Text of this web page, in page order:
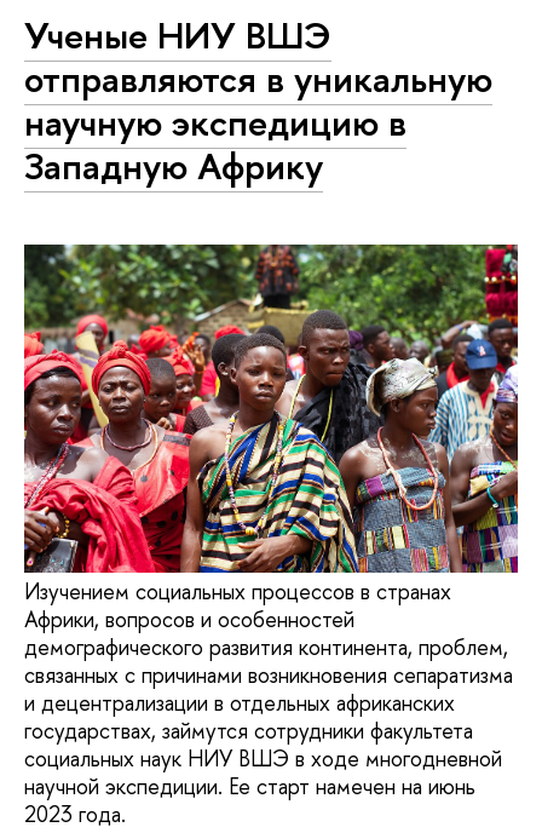
Ученые НИУ ВШЭ
отправляются в уникальную
научную экспедицию в
Западную Африку
Изучением социальных процессов в странах
Африки, вопросов и особенностей
демографического развития континента, проблем,
связанных с причинами возникновения сепаратизма
и децентрализации в отдельных африканских
государствах, займутся сотрудники факультета
социальных наук НИУ ВШЭ в ходе многодневной
научной экспедиции. Ее старт намечен на июнь
2023 года.